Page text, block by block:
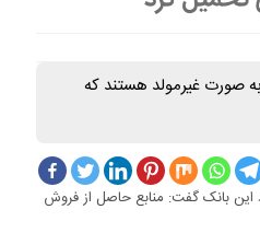
صورت غیرمولد هستند که
این بانک گفت: منابع حاصل از فروش